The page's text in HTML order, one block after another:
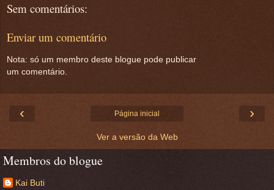
Sem comentários:
Enviar um comentário
Nota: só um membro deste blogue pode publicar
um comentário.
‹ ›
Página inicial
Ver a versão da Web
Membros do blogue
Kai Buti